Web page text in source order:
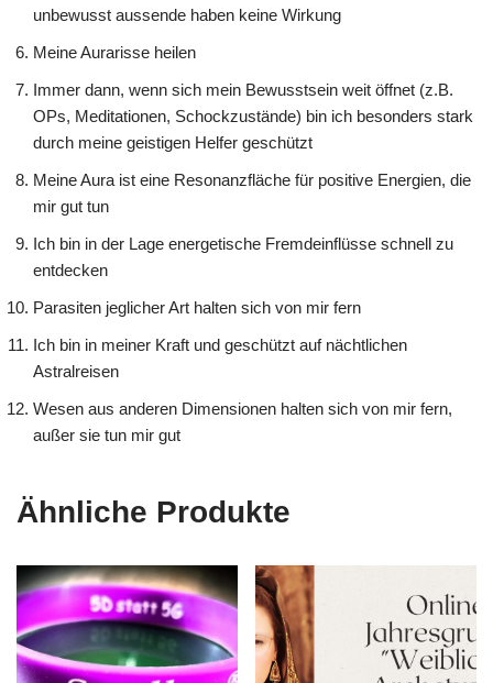
unbewusst aussende haben keine Wirkung
Meine Aurarisse heilen
Immer dann, wenn sich mein Bewusstsein weit öffnet (z.B.
OPs, Meditationen, Schockzustände) bin ich besonders stark
durch meine geistigen Helfer geschützt
Meine Aura ist eine Resonanzfläche für positive Energien, die
mir gut tun
Ich bin in der Lage energetische Fremdeinflüsse schnell zu
entdecken
Parasiten jeglicher Art halten sich von mir fern
Ich bin in meiner Kraft und geschützt auf nächtlichen
Astralreisen
Wesen aus anderen Dimensionen halten sich von mir fern,
außer sie tun mir gut
Ähnliche Produkte